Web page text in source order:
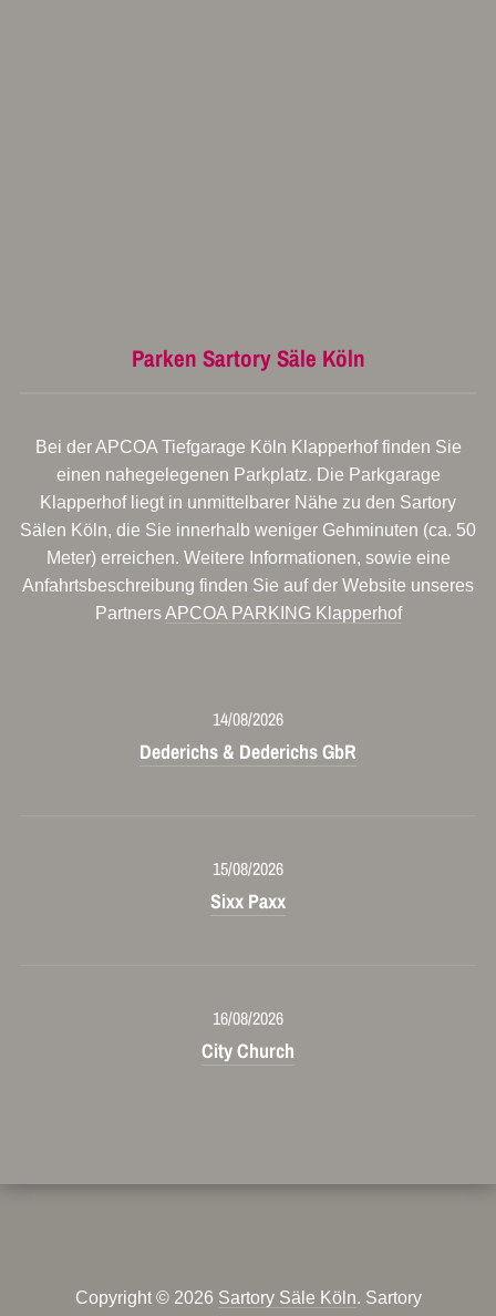
Parken Sartory Säle Köln
Bei der APCOA Tiefgarage Köln Klapperhof finden Sie
einen nahegelegenen Parkplatz. Die Parkgarage
Klapperhof liegt in unmittelbarer Nähe zu den Sartory
Sälen Köln, die Sie innerhalb weniger Gehminuten (ca. 50
Meter) erreichen. Weitere Informationen, sowie eine
Anfahrtsbeschreibung finden Sie auf der Website unseres
PartnersAPCOA PARKING Klapperhof
14/08/2026
Dederichs & Dederichs GbR
15/08/2026
Sixx Paxx
16/08/2026
City Church
Copyright © 2026 Sartory Säle Köln. Sartory